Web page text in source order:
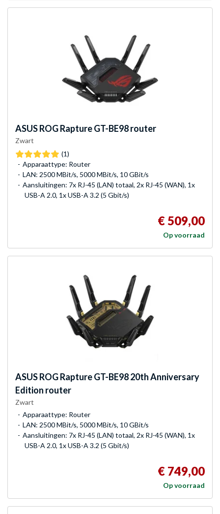
ASUSROG Rapture GT-BE98 router
Zwart
(1)
Apparaattype: Router
LAN: 2500 MBit/s, 5000 MBit/s, 10 GBit/s
Aansluitingen: 7x RJ-45 (LAN) totaal, 2x RJ-45 (WAN), 1x
USB-A 2.0, 1x USB-A 3.2 (5 Gbit/s)
€ 509,00
Op voorraad
ASUSROG Rapture GT-BE98 20th Anniversary
Edition router
Zwart
Apparaattype: Router
LAN: 2500 MBit/s, 5000 MBit/s, 10 GBit/s
Aansluitingen: 7x RJ-45 (LAN) totaal, 2x RJ-45 (WAN), 1x
USB-A 2.0, 1x USB-A 3.2 (5 Gbit/s)
€ 749,00
Op voorraad